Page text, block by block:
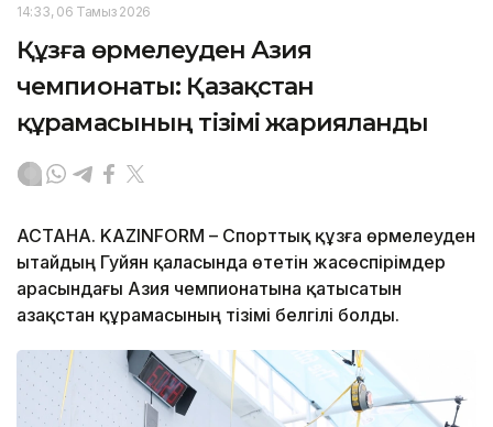
14:33, 06 Тамыз 2026
Құзға өрмелеуден Азия
чемпионаты: Қазақстан
құрамасының тізімі жарияланды
АСТАНА. KAZINFORM – Спорттық құзға өрмелеуден
Қытайдың Гуйян қаласында өтетін жасөспірімдер
арасындағы Азия чемпионатына қатысатын
Қазақстан құрамасының тізімі белгілі болды.